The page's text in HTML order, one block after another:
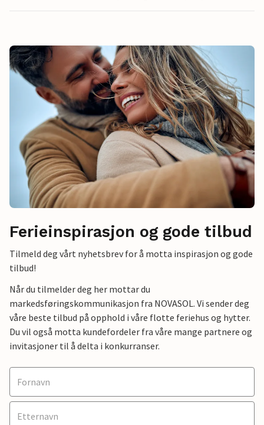
Ferieinspirasjon og gode tilbud
Tilmeld deg vårt nyhetsbrev for å motta inspirasjon og gode
tilbud!
Når du tilmelder deg her mottar du
markedsføringskommunikasjon fra NOVASOL. Vi sender deg
våre beste tilbud på opphold i våre flotte feriehus og hytter.
Du vil også motta kundefordeler fra våre mange partnere og
invitasjoner til å delta i konkurranser.